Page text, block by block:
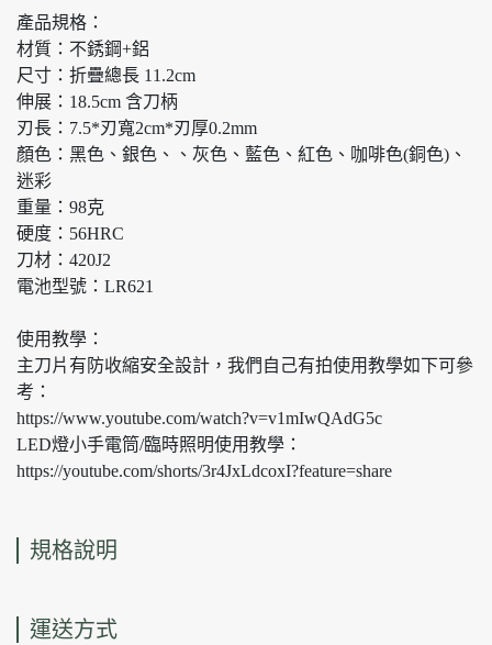
產品規格：
材質：不銹鋼+鋁
尺寸：折疊總長 11.2cm
伸展：18.5cm 含刀柄
刃長：7.5*刃寬2cm*刃厚0.2mm
顏色：黑色、銀色、、灰色、藍色、紅色、咖啡色(銅色)、
迷彩
重量：98克
硬度：56HRC
刀材：420J2
電池型號：LR621
使用教學：
主刀片有防收縮安全設計，我們自己有拍使用教學如下可參
考：
https://www.youtube.com/watch?v=v1mIwQAdG5c
LED燈小手電筒/臨時照明使用教學：
https://youtube.com/shorts/3r4JxLdcoxI?feature=share
規格說明
運送方式